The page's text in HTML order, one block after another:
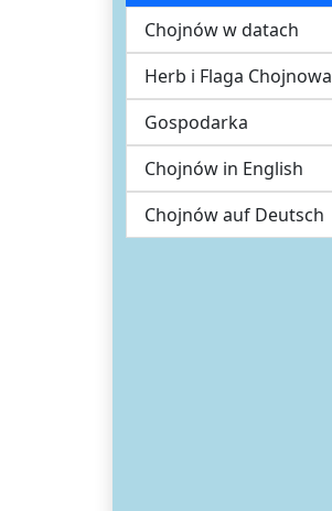
Chojnów w datach
Herb i Flaga Chojnowa
Gospodarka
Chojnów in English
Chojnów auf Deutsch